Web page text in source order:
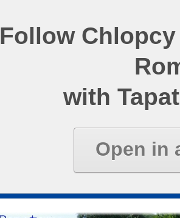
Follow
with
Open in